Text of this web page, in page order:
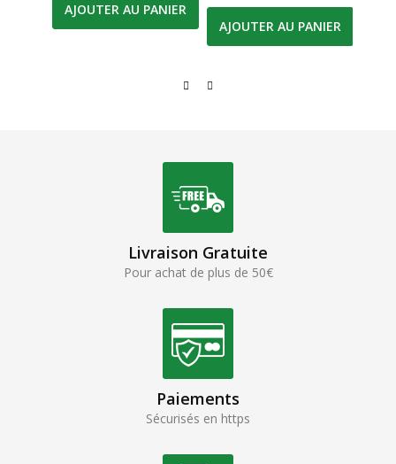
AJOUTER AU PANIER
AJOUTER AU PANIER
Livraison Gratuite
Pour achat de plus de 50€
Paiements
Sécurisés en https